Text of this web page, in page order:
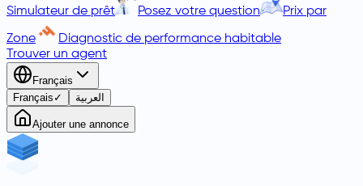
Simulateur de prêt Posez votre question Prix par
Zone
Diagnostic de performance habitable
Trouver un agent
Français
Français ✓ العربية
Ajouter une annonce